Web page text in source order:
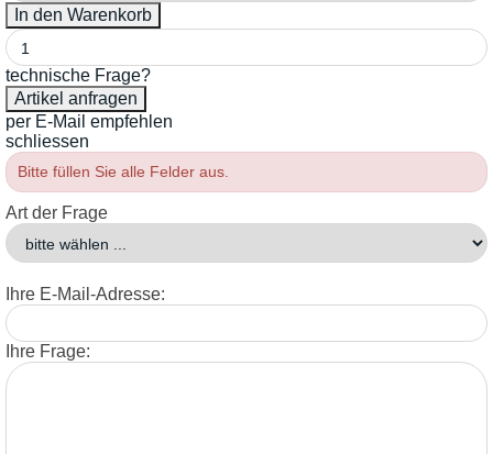
technische Frage?
per E-Mail empfehlen
schliessen
Bitte füllen Sie alle Felder aus.
Art der Frage
Ihre E-Mail-Adresse:
Ihre Frage: